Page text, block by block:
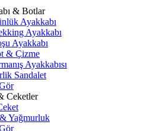
& Botlar
Ayakkabı
Ayakkabı
Ayakkabı
& Çizme
Ayakkabısı
Sandalet
Ceketler
Yağmurluk